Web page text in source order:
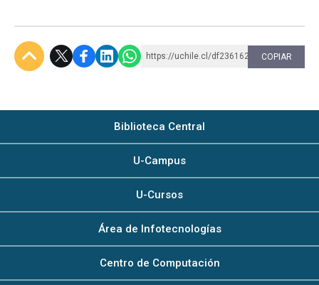
https://uchile.cl/df236162 COPIAR
Biblioteca Central
U-Campus
U-Cursos
Área de Infotecnologías
Centro de Computación